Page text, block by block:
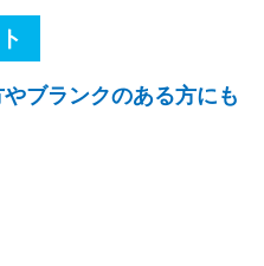
ブランクのある方にも